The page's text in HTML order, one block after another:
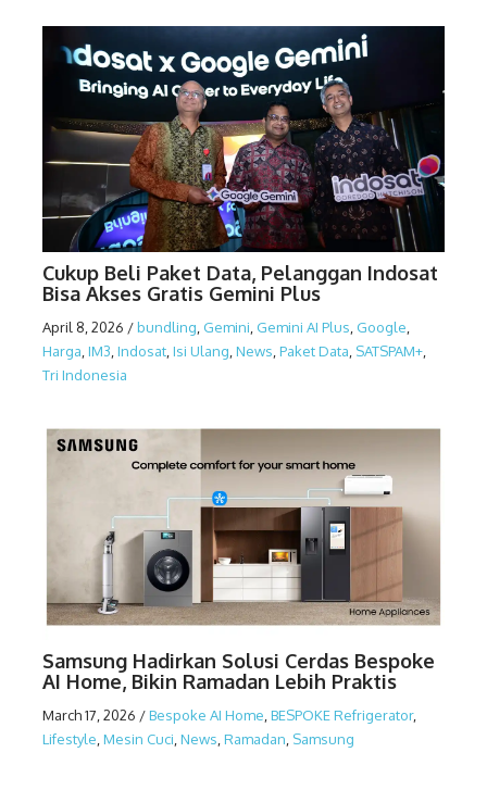
Cukup Beli Paket Data, Pelanggan Indosat
Bisa Akses Gratis Gemini Plus
April 8, 2026 /bundling Gemini Gemini AI Plus Google
Harga IM3 Indosat Isi Ulang News Paket Data SATSPAM+
Tri Indonesia
Samsung Hadirkan Solusi Cerdas Bespoke
AI Home, Bikin Ramadan Lebih Praktis
March 17, 2026 /Bespoke AI Home BESPOKE Refrigerator,
Lifestyle Mesin Cuci News Ramadan Samsung